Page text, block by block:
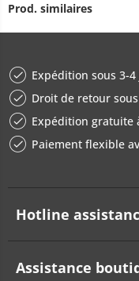
Prod. similaires
Expédition sous 3-
Droit de retour
Expédition gratuite
Paiement flexible
Hotline
Assistance